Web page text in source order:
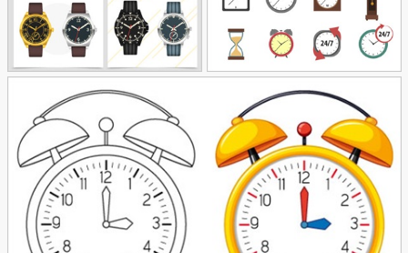
وکتور ساعت های مختلف
وکتور ساعت مچی